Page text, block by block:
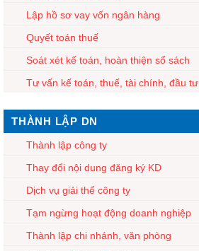
Lập hồ sơ vay vốn ngân hàng
Quyết toán thuế
Soát xét kế toán, hoàn thiện sổ sách
Tư vấn kế toán, thuế, tài chính, đầu tư
THÀNH LẬP DN
Thành lập công ty
Thay đổi nội dung đăng ký KD
Dịch vụ giải thể công ty
Tạm ngừng hoạt động doanh nghiệp
Thành lập chi nhánh, văn phòng